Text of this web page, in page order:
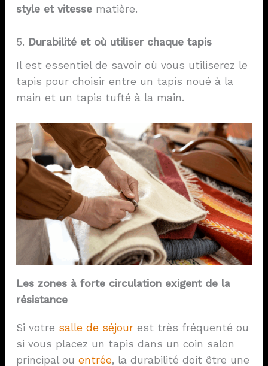
style et vitessematière.
5. Durabilité et où utiliser chaque tapis
Il est essentiel de savoir où vous utiliserez le
tapis pour choisir entre un tapis noué à la
main et un tapis tufté à la main.
Les zones à forte circulation exigent de la
résistance
Si votre salle de séjourest très fréquenté ou
si vous placez un tapis dans un coin salon
principal ou entrée, la durabilité doit être une